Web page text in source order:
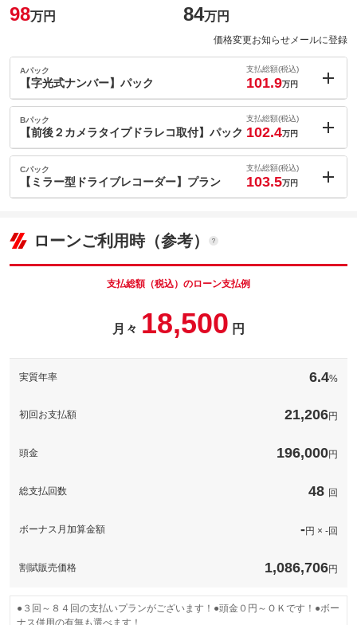
98万円 84万円
価格変更お知らせメールに登録
Aパック
【字光式ナンバー】パック
支払総額(税込)
101.9万円
内：オプシ
ョン価格
(税込)
車両本体価
84万円
このパックの見積もり依頼（無料）
Bパック
【前後２カメラタイプドラレコ取付】パック
支払総額(税込)
102.4万円
内：オプシ
ョン価格
(税込)
車両本体価
２７）の取付けプランです。部品代、工賃込みの価格です。
Cパック
【ミラー型ドライブレコーダー】プラン
支払総額(税込)
103.5万円
車両本体価ローンご利用時（参考）
支払総額（税込）のローン支払例
月々 18,500 円
実質年率 6.4%
初回お支払額 21,206円
頭金 196,000円
総支払回数 48 回
ボーナス月加算金額 -円 × -回
割賦販売価格 1,086,706円
●３回～８４回の支払いプランがございます！●頭金０円～ＯＫです！●ボー
ナス併用の有無も選べます！